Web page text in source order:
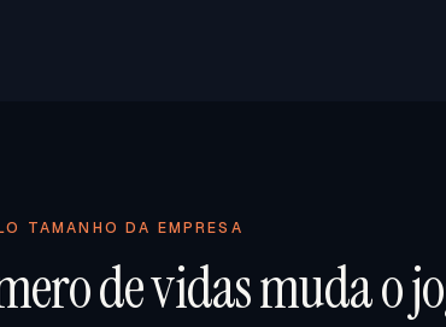
TAMANHO DA EMPRESA
de vidas muda o